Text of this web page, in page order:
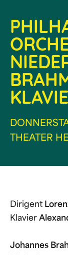
THEATER
Dirigent
Klavier
Johannes